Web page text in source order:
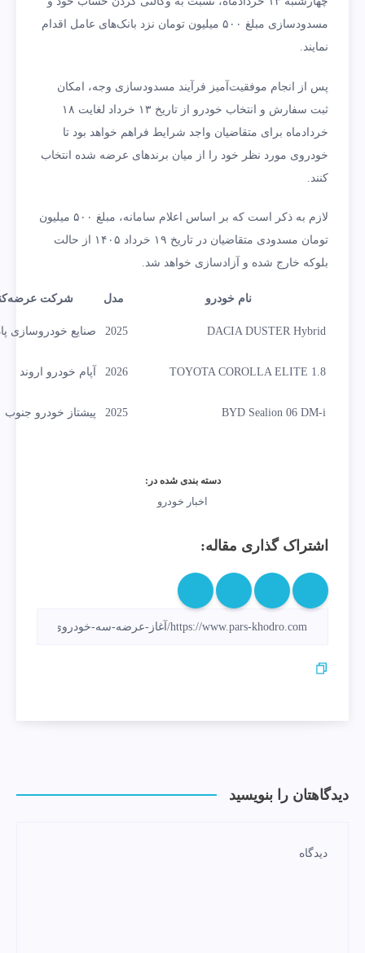
مسدودسازی مبلغ ۵۰۰ میلیون تومان نزد بانک‌های عامل اقدام
نمایند.
پس از انجام موفقیت‌آمیز فرآیند مسدودسازی وجه، امکان
ثبت سفارش و انتخاب خودرو از تاریخ ۱۳ خرداد لغایت ۱۸
خردادماه برای متقاضیان واجد شرایط فراهم خواهد بود تا
خودروی مورد نظر خود را از میان برندهای عرضه شده انتخاب
کنند.
لازم به ذکر است که بر اساس اعلام سامانه، مبلغ ۵۰۰ میلیون
تومان مسدودی متقاضیان در تاریخ ۱۹ خرداد ۱۴۰۵ از حالت
بلوکه خارج شده و آزادسازی خواهد شد.
نام خودرو مدل شرکت
DACIA DUSTER Hybrid
2025 صنایع خودروسازی
TOYOTA COROLLA ELITE 1.8
2026 آپام خودرو اروند
BYD Sealion 06 DM-i
2025 پیشتاز خودرو جنوب
دسته بندی شده در:
اخبار خودرو
اشتراک گذاری مقاله:
دیدگاهتان را بنویسید